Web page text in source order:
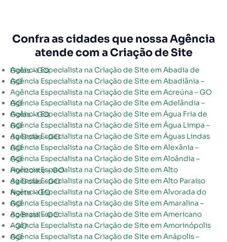
Confra as cidades que nossa Agência
atende com a Criação de Site
Agência Especialista na Criação de Site em Abadia de Goiás – GO
Agência Especialista na Criação de Site em Abadiânia – GO
Agência Especialista na Criação de Site em Acreúna – GO
Agência Especialista na Criação de Site em Adelândia – GO
Agência Especialista na Criação de Site em Água Fria de Goiás – GO
Agência Especialista na Criação de Site em Água Limpa – GO
Agência Especialista na Criação de Site em Águas Lindas de Goiás – GO
Agência Especialista na Criação de Site em Alexânia – GO
Agência Especialista na Criação de Site em Aloândia – GO
Agência Especialista na Criação de Site em Alto Horizonte – GO
Agência Especialista na Criação de Site em Alto Paraíso de Goiás – GO
Agência Especialista na Criação de Site em Alvorada do Norte – GO
Agência Especialista na Criação de Site em Amaralina – GO
Agência Especialista na Criação de Site em Americano do Brasil – GO
Agência Especialista na Criação de Site em Amorinópolis – GO
Agência Especialista na Criação de Site em Anápolis – GO